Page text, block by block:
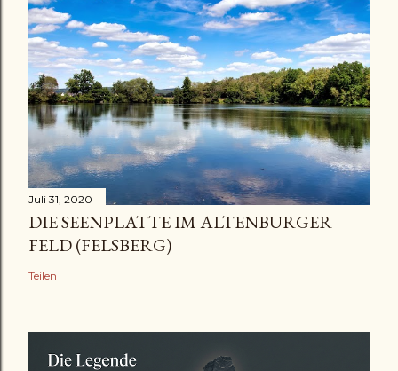
Juli 31, 2020
DIE SEENPLATTE IM ALTENBURGER
FELD (FELSBERG)
Teilen